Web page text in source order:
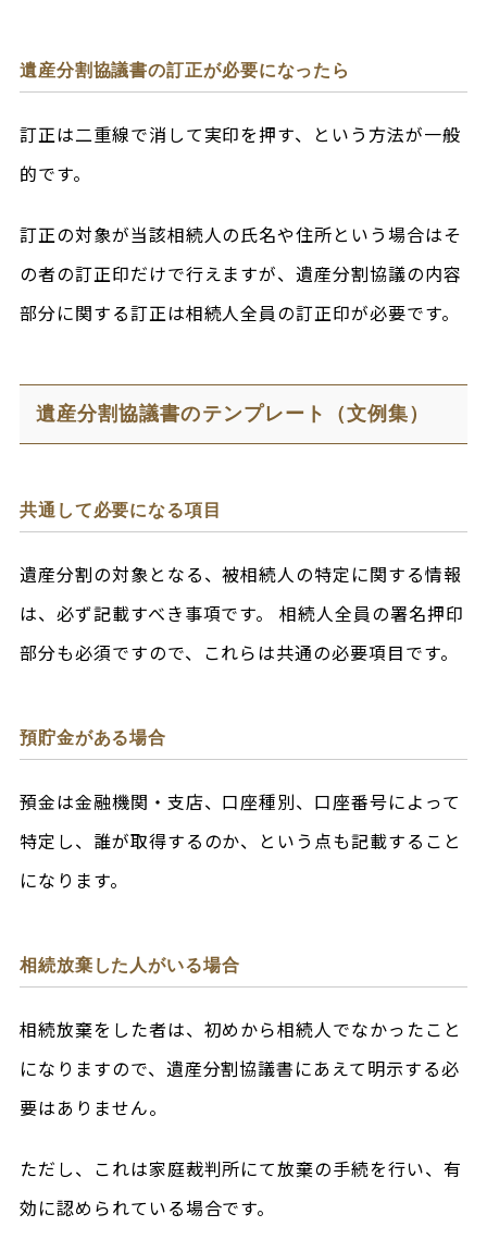
遺産分割協議書の訂正が必要になったら
訂正は二重線で消して実印を押す、という方法が一般
的です。
訂正の対象が当該相続人の氏名や住所という場合はそ
の者の訂正印だけで行えますが、遺産分割協議の内容
部分に関する訂正は相続人全員の訂正印が必要です。
遺産分割協議書のテンプレート（文例集）
共通して必要になる項目
遺産分割の対象となる、被相続人の特定に関する情報
は、必ず記載すべき事項です。 相続人全員の署名押印
部分も必須ですので、これらは共通の必要項目です。
預貯金がある場合
預金は金融機関・支店、口座種別、口座番号によって
特定し、誰が取得するのか、という点も記載すること
になります。
相続放棄した人がいる場合
相続放棄をした者は、初めから相続人でなかったこと
になりますので、遺産分割協議書にあえて明示する必
要はありません。
ただし、これは家庭裁判所にて放棄の手続を行い、有
効に認められている場合です。